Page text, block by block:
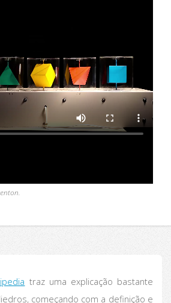
traz uma explicação bastante
começando com a definição e